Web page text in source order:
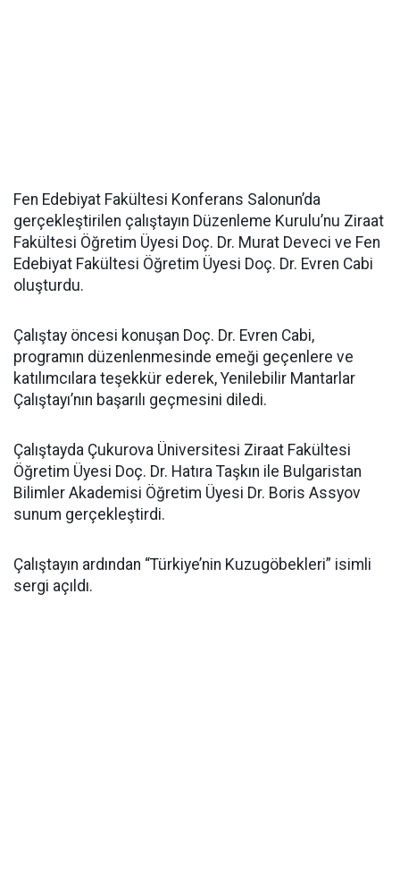
Fen Edebiyat Fakültesi Konferans Salonun’da
gerçekleştirilen çalıştayın Düzenleme Kurulu’nu Ziraat
Fakültesi Öğretim Üyesi Doç. Dr. Murat Deveci ve Fen
Edebiyat Fakültesi Öğretim Üyesi Doç. Dr. Evren Cabi
oluşturdu.
Çalıştay öncesi konuşan Doç. Dr. Evren Cabi,
programın düzenlenmesinde emeği geçenlere ve
katılımcılara teşekkür ederek, Yenilebilir Mantarlar
Çalıştayı’nın başarılı geçmesini diledi.
Çalıştayda Çukurova Üniversitesi Ziraat Fakültesi
Öğretim Üyesi Doç. Dr. Hatıra Taşkın ile Bulgaristan
Bilimler Akademisi Öğretim Üyesi Dr. Boris Assyov
sunum gerçekleştirdi.
Çalıştayın ardından “Türkiye’nin Kuzugöbekleri” isimli
sergi açıldı.